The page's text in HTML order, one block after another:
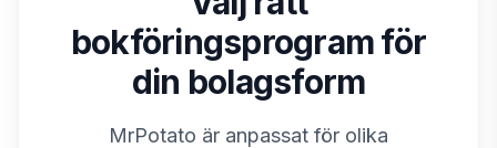
bokföringsprogram för
din bolagsform
MrPotato är anpassat för olika